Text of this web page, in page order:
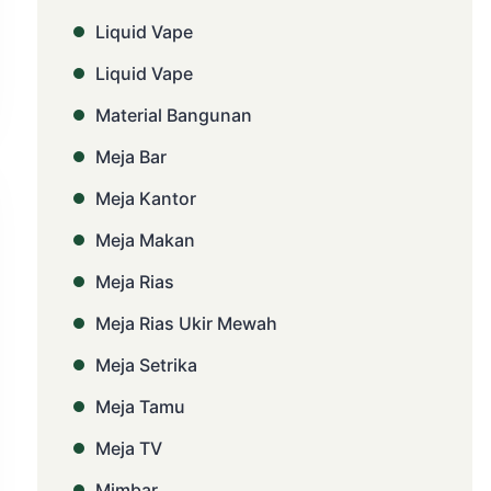
Liquid Vape
Liquid Vape
Material Bangunan
Meja Bar
Meja Kantor
Meja Makan
Meja Rias
Meja Rias Ukir Mewah
Meja Setrika
Meja Tamu
Meja TV